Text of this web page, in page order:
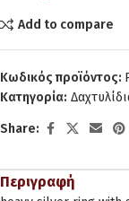
Add to compare
Κωδικός προϊόντος:
Κατηγορία:
Share:
Περιγραφή